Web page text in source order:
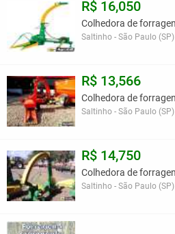
R$ 16,050
Colhedora de
Saltinho - São Paulo (SP)
R$ 13,566
Colhedora de
Saltinho - São Paulo (SP)
R$ 14,750
Colhedora de
Saltinho - São Paulo (SP)